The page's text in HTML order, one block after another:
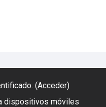
(Acceder)
dispositivos móviles